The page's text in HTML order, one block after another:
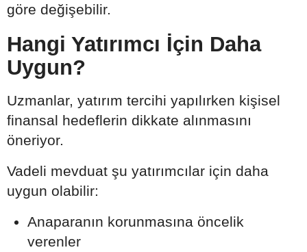
göre değişebilir.
Hangi Yatırımcı İçin Daha
Uygun?
Uzmanlar, yatırım tercihi yapılırken kişisel
finansal hedeflerin dikkate alınmasını
öneriyor.
Vadeli mevduat şu yatırımcılar için daha
uygun olabilir:
Anaparanın korunmasına öncelik
verenler